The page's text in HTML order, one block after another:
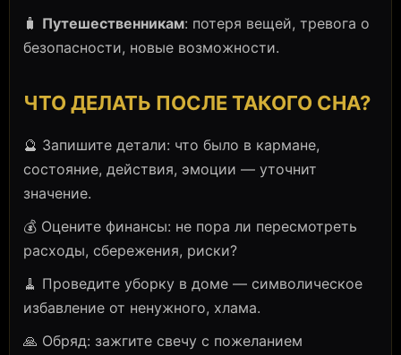
🧳 Путешественникам: потеря вещей, тревога о
безопасности, новые возможности.
ЧТО ДЕЛАТЬ ПОСЛЕ ТАКОГО СНА?
🔮 Запишите детали: что было в кармане,
состояние, действия, эмоции — уточнит
значение.
💰 Оцените финансы: не пора ли пересмотреть
расходы, сбережения, риски?
🧹 Проведите уборку в доме — символическое
избавление от ненужного, хлама.
🙏 Обряд: зажгите свечу с пожеланием